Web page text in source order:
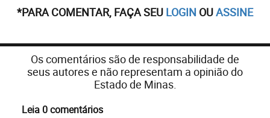
*PARA COMENTAR, FAÇA SEU LOGIN OUASSINE
Os comentários são de responsabilidade de
seus autores e não representam a opinião do
Estado de Minas.
Leia 0 comentários